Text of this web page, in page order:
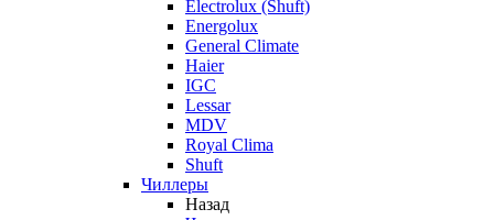
Electrolux (Shuft)
Energolux
General Climate
Haier
IGC
Lessar
MDV
Royal Clima
Shuft
Чиллеры
Назад